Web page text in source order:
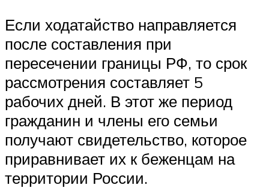
Если ходатайство направляется
после составления при
пересечении границы РФ, то срок
рассмотрения составляет 5
рабочих дней. В этот же период
гражданин и члены его семьи
получают свидетельство, которое
приравнивает их к беженцам на
территории России.